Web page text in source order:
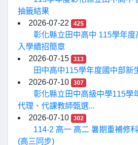
抽籤結果
2026-07-22
425
彰化縣立田中高中 115學年
入學續招簡章
2026-07-15
313
田中高中115學年度國中部新
2026-07-10
307
彰化縣立田中高級中學115學
代理、代課教師甄選...
2026-07-10
302
114-2 高一 高二 暑期重補修
(高三同步)